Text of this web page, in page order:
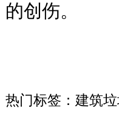
的创伤。
热门标签：建筑